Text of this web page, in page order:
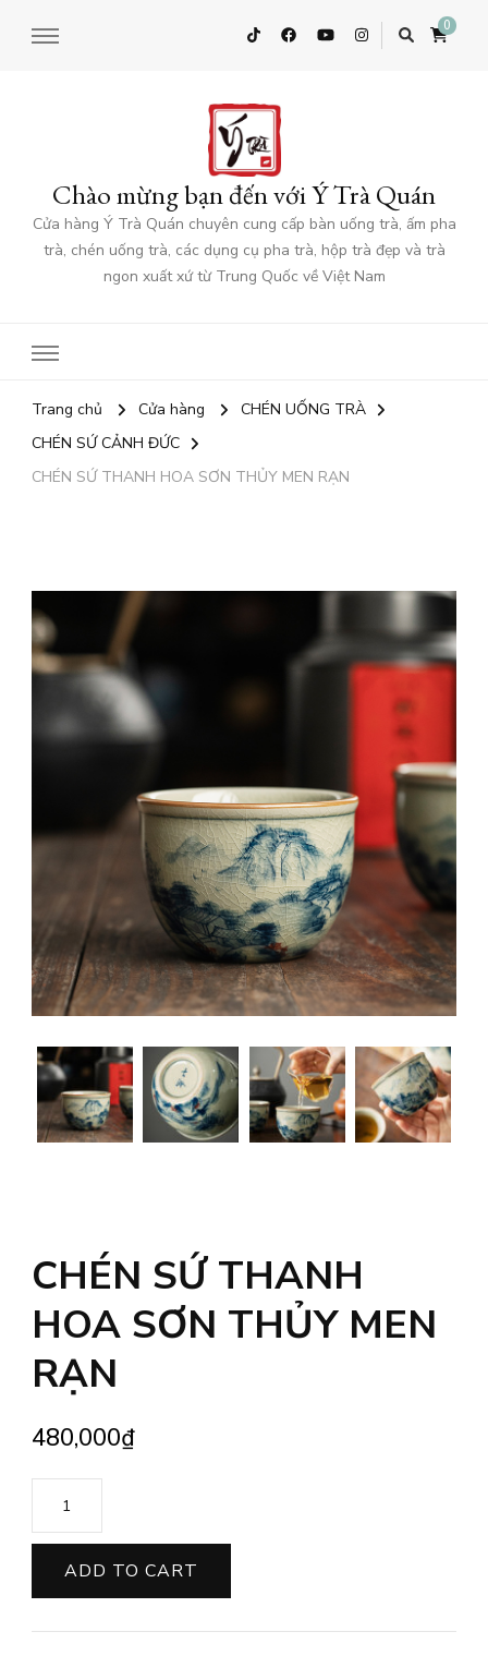
0
Chào mừng bạn đến với Ý Trà Quán
Cửa hàng Ý Trà Quán chuyên cung cấp bàn uống trà, ấm pha
trà, chén uống trà, các dụng cụ pha trà, hộp trà đẹp và trà
ngon xuất xứ từ Trung Quốc về Việt Nam
Trang chủ Cửa hàng
CHÉN UỐNG TRÀ
CHÉN SỨ CẢNH ĐỨC
CHÉN SỨ THANH HOA SƠN THỦY MEN RẠN
CHÉN SỨ THANH
HOA SƠN THỦY MEN
RẠN
480,000₫
CHÉN
SỨ
THANH
HOA
SƠN
ADD TO CART